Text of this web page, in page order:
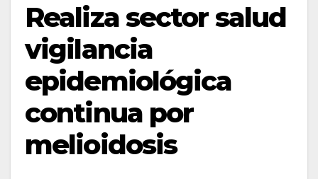
Realiza sector salud
vigilancia
epidemiológica
continua por
melioidosis